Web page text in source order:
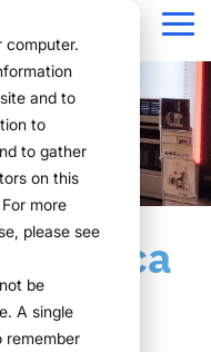
computer.
and to
to
to gather
on this
more
please see
be
A single
remember
ein
die
für
sich
ihre
Leica